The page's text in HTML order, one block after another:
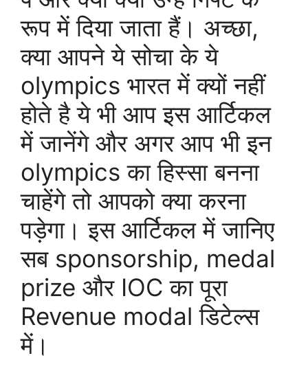
रूप में दिया जाता हैं। अच्छा,
क्या आपने ये सोचा के ये
olympics भारत में क्यों नहीं
होते है ये भी आप इस आर्टिकल
में जानेंगे और अगर आप भी इन
olympics का हिस्सा बनना
चाहेंगे तो आपको क्या करना
पड़ेगा। इस आर्टिकल में जानिए
सब sponsorship, medal
prize और IOC का पूरा
Revenue modal डिटेल्स
में।